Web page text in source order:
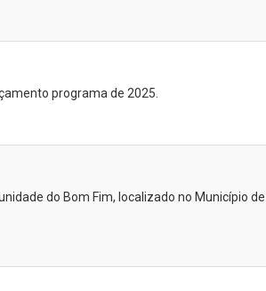
programa de 2025.
do Bom Fim, localizado no Município